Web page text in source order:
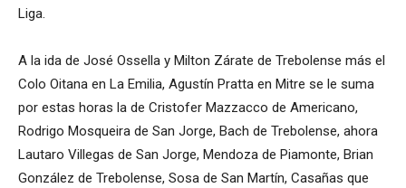
Liga.
A la ida de José Ossella y Milton Zárate de Trebolense más el
Colo Oitana en La Emilia, Agustín Pratta en Mitre se le suma
por estas horas la de Cristofer Mazzacco de Americano,
Rodrigo Mosqueira de San Jorge, Bach de Trebolense, ahora
Lautaro Villegas de San Jorge, Mendoza de Piamonte, Brian
González de Trebolense, Sosa de San Martín, Casañas que